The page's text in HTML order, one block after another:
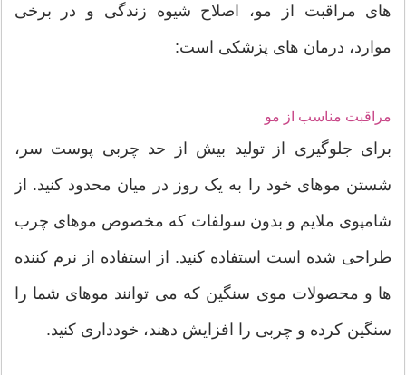
های مراقبت از مو، اصلاح شیوه زندگی و در برخی
موارد، درمان های پزشکی است:
مراقبت مناسب از مو
برای جلوگیری از تولید بیش از حد چربی پوست سر،
شستن موهای خود را به یک روز در میان محدود کنید. از
شامپوی ملایم و بدون سولفات که مخصوص موهای چرب
طراحی شده است استفاده کنید. از استفاده از نرم کننده
ها و محصولات موی سنگین که می توانند موهای شما را
سنگین کرده و چربی را افزایش دهند، خودداری کنید.